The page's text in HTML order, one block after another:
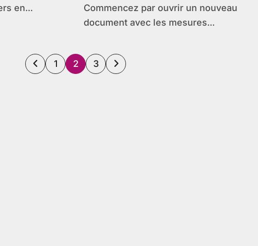
en...
Commencez par ouvrir un nouveau
document avec les mesures...
Pagination
1 2 3